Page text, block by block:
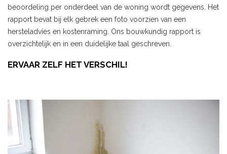
beoordeling per onderdeel van de woning wordt gegevens. Het
rapport bevat bij elk gebrek een foto voorzien van een
hersteladvies en kostenraming. Ons bouwkundig rapport is
overzichtelijk en in een duidelijke taal geschreven.
ERVAAR ZELF HET VERSCHIL!